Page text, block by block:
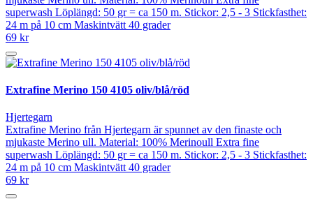
superwash Löplängd: 50 gr = ca 150 m. Stickor: 2,5 - 3 Stickfasthet:
24 m på 10 cm Maskintvätt 40 grader
69 kr
Extrafine Merino 150 4105 oliv/blå/röd
Hjertegarn
Extrafine Merino från Hjertegarn är spunnet av den finaste och
mjukaste Merino ull. Material: 100% Merinoull Extra fine
superwash Löplängd: 50 gr = ca 150 m. Stickor: 2,5 - 3 Stickfasthet:
24 m på 10 cm Maskintvätt 40 grader
69 kr